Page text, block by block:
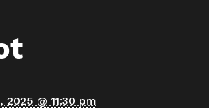
2025 @ 11:30 pm